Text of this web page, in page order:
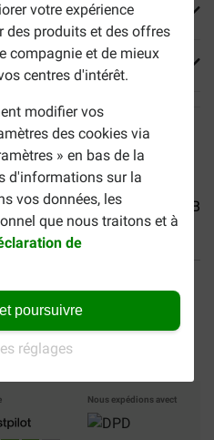
votre expérience
des produits et des offres
compagnie et de mieux
centres d'intérêt.
modifier vos
des cookies via
» en bas de la
d'informations sur la
vos données, les
que nous traitons et à
de
poursuivre
réglages
Brekz Snacks - Spaghetti...
69 €
Nous expédions avect